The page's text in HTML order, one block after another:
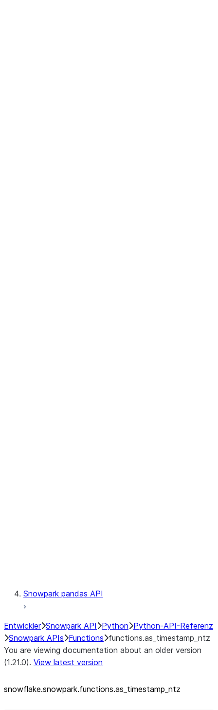
Snowpark pandas API
Entwickler Snowpark API Python Python-API-Referenz
Snowpark APIs Functions functions.as_timestamp_ntz
You are viewing documentation about an older version
(1.21.0). View latest version
snowflake.snowpark.functions.as_ timestamp_ ntz